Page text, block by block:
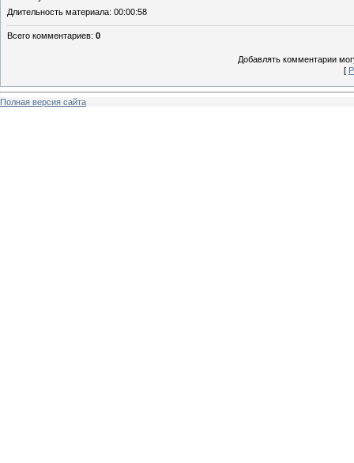
Длительность материала: 00:00:58
Всего комментариев: 0
Добавлять комментарии
[
Полная версия сайта